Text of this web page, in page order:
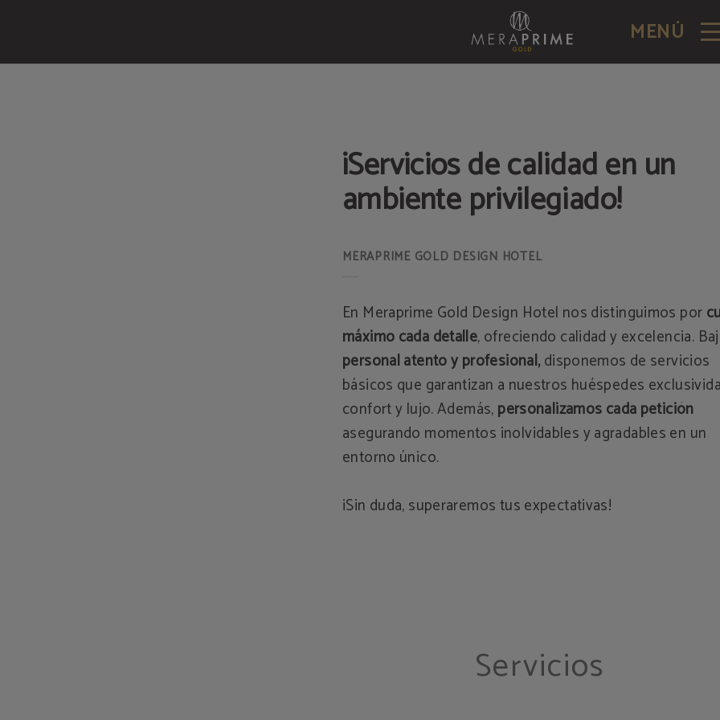
MENÚ
Servicios del Meraprime Gold Design Hotel en Lisboa. Web Oficial.
¡Servicios de calidad en un
ambiente privilegiado!
En Meraprime Gold Design Hotel nos distinguimos por
máximo cada detalle, ofreciendo calidad y excelencia.
personal atento y profesional,disponemos de servicios
básicos que garantizan a nuestros huéspedes
confort y lujo. Además,personalizamos cada petición
asegurando momentos inolvidables y agradables en un
entorno único.
¡Sin duda, superaremos tus expectativas!
Servicios